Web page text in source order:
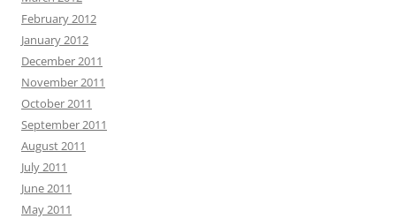
February 2012
January 2012
December 2011
November 2011
October 2011
September 2011
August 2011
July 2011
June 2011
May 2011